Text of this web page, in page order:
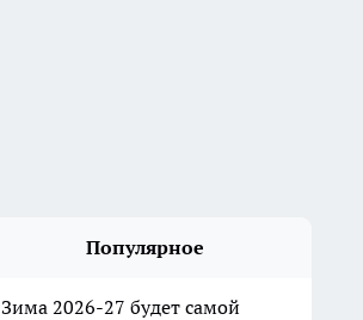
Популярное
Зима 2026-27 будет самой